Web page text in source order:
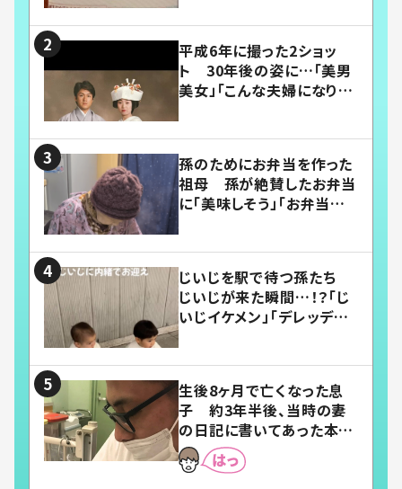
平成6年に撮った2ショッ
ト 30年後の姿に…「美男
美女」「こんな夫婦になりた
孫のためにお弁当を作った
祖母 孫が絶賛したお弁当
に「美味しそう」「お弁当すご
じいじを駅で待つ孫たち
じいじが来た瞬間…！？「じ
いじイケメン」「デレッデレ」
生後8ヶ月で亡くなった息
子 約3年半後、当時の妻
の日記に書いてあった本音
とは